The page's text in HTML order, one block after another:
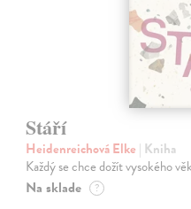
Stáří
Heidenreichová Elke | Kniha
Každý se chce dožít vysokého
Na sklade ?